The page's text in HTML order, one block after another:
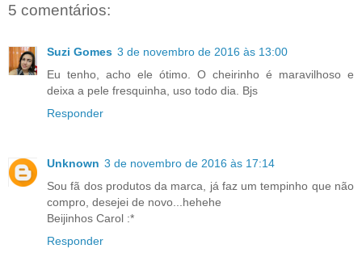
5 comentários:
Suzi Gomes 3 de novembro de 2016 às 13:00
Eu tenho, acho ele ótimo. O cheirinho é maravilhoso e
deixa a pele fresquinha, uso todo dia. Bjs
Responder
Unknown 3 de novembro de 2016 às 17:14
Sou fã dos produtos da marca, já faz um tempinho que não
compro, desejei de novo...hehehe
Beijinhos Carol :*
Responder